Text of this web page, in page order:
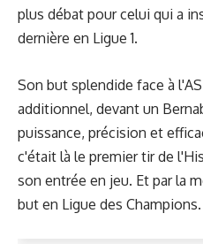
plus débat pour celui qui a
dernière en Ligue 1.
Son but splendide face à
additionnel, devant un
puissance, précision et
c'était là le premier tir de
son entrée en jeu. Et par la
but en Ligue des